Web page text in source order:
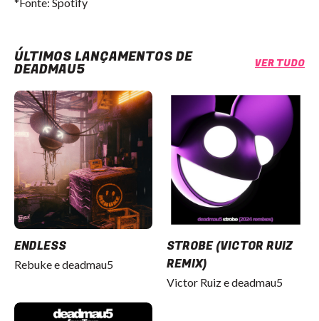
ÚLTIMOS LANÇAMENTOS DE
DEADMAU5 VER TUDO
ENDLESS
Rebuke e deadmau5
STROBE (VICTOR RUIZ
REMIX)
Victor Ruiz e deadmau5